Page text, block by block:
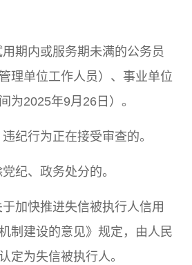
期内或服务期未满的公务员
理单位工作人员）、事业单位
为2025年9月 26日）。
纪行为正在接受审查的。
纪、政务处分的。
加快推进失信被执行人信用
制建设的意见》规定，由人民
定为失信被执行人。